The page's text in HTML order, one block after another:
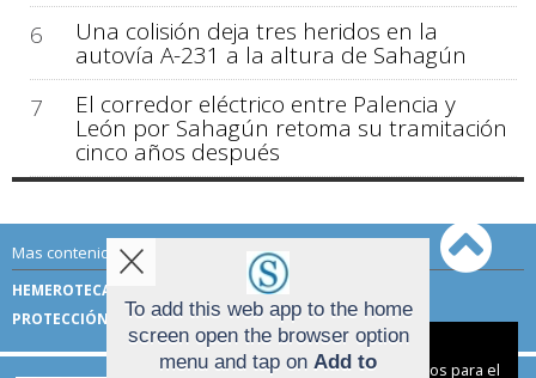
6
Una colisión deja tres heridos en la
autovía A-231 a la altura de Sahagún
7
El corredor eléctrico entre Palencia y
León por Sahagún retoma su tramitación
cinco años después
Mas contenido de Sahagún Digital:
HEMEROTECA
TÉRMINOS DE USO
PROTECCIÓN DE DATOSTo add this web app to the home
screen open the browser option
menu and tap on Add to
Aviso sobre el Uso de cookies:
Utilizamos cookies nuestras y de terceros para el